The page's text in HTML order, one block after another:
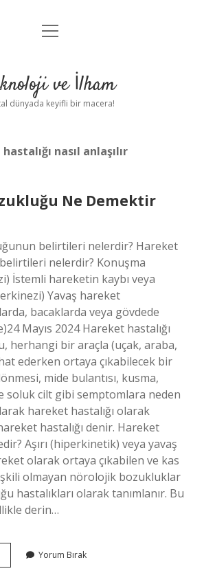
Anasayfa
Yasal Uyarı
menüyü
ve İlham
dünyada keyifli bir macera!
nasıl anlaşılır
Ne Demektir
belirtileri nelerdir? Hareket
nelerdir? Konuşma
İstemli hareketin kaybı veya
Yavaş hareket
bacaklarda veya gövdede
Mayıs 2024 Hareket hastalığı
herhangi bir araçla (uçak, araba,
ederken ortaya çıkabilecek bir
mide bulantısı, kusma,
soluk cilt gibi semptomlara neden
hareket hastalığı olarak
hastalığı denir. Hareket
Aşırı (hiperkinetik) veya yavaş
olarak ortaya çıkabilen ve kas
olmayan nörolojik bozukluklar
hastalıkları olarak tanımlanır. Bu
derin…
Hareket
Yorum Bırak